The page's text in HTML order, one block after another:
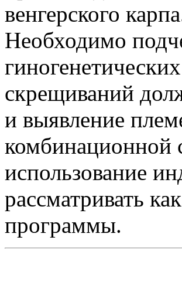
венгерского
Необходимо
скрещиваний
и выявление
комбинационной
использование
рассматривать
программы.